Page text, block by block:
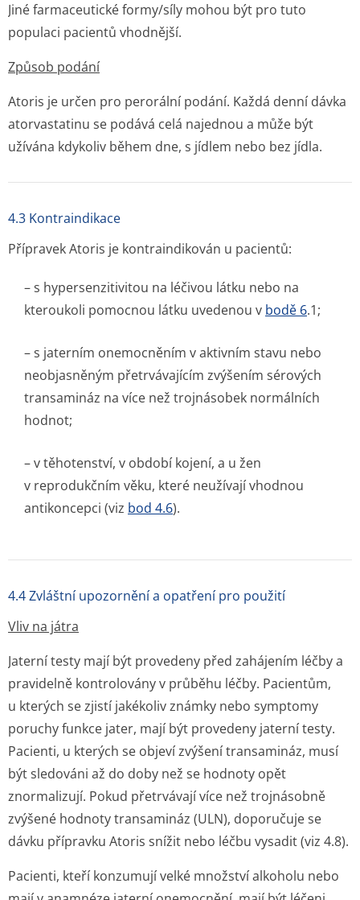
Jiné farmaceutické formy/síly mohou být pro tuto
populaci pacientů vhodnější.
Způsob podání
Atoris je určen pro perorální podání. Každá denní dávka
atorvastatinu se podává celá najednou a může být
užívána kdykoliv během dne, s jídlem nebo bez jídla.
4.3 Kontraindikace
Přípravek Atoris je kontraindikován u pacientů:
– s hypersenzitivitou na léčivou látku nebo na
kteroukoli pomocnou látku uvedenou v bodě 6.1;
– s jaterním onemocněním v aktivním stavu nebo
neobjasněným přetrvávajícím zvýšením sérových
transamináz na více než trojnásobek normálních
hodnot;
– v těhotenství, v období kojení, a u žen
v reprodukčním věku, které neužívají vhodnou
antikoncepci (viz bod 4.6).
4.4 Zvláštní upozornění a opatření pro použití
Vliv na játra
Jaterní testy mají být provedeny před zahájením léčby a
pravidelně kontrolovány v průběhu léčby. Pacientům,
u kterých se zjistí jakékoliv známky nebo symptomy
poruchy funkce jater, mají být provedeny jaterní testy.
Pacienti, u kterých se objeví zvýšení transamináz, musí
být sledováni až do doby než se hodnoty opět
znormalizují. Pokud přetrvávají více než trojnásobně
zvýšené hodnoty transamináz (ULN), doporučuje se
dávku přípravku Atoris snížit nebo léčbu vysadit (viz 4.8).
Pacienti, kteří konzumují velké množství alkoholu nebo